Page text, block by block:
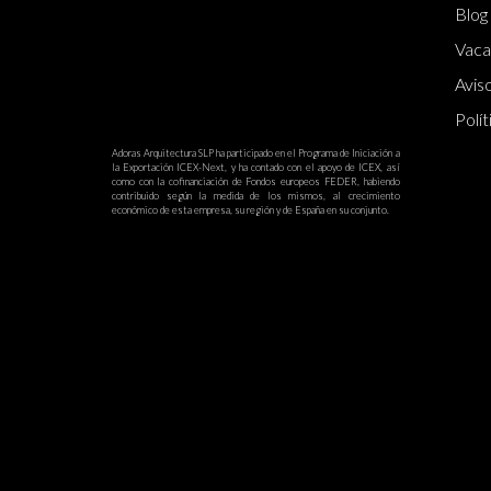
Adoras Arquitectura SLP ha participado en el Programa de Iniciación a
la Exportación ICEX-Next, y ha contado con el apoyo de ICEX, así
como con la cofinanciación de Fondos europeos FEDER, habiendo
contribuido según la medida de los mismos, al crecimiento
económico de esta empresa, su región y de España en su conjunto.
Blog